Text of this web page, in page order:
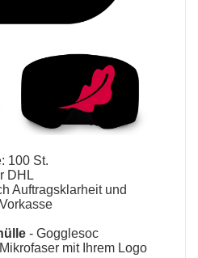
100 St.
DHL
Auftragsklarheit und
- Gogglesoc
mit Ihrem Logo